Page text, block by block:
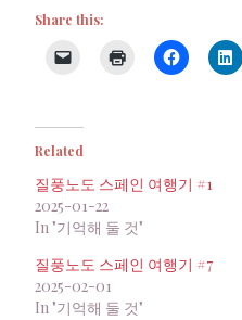
Share this:
Related
질풍노도 스페인 여행기 #1
2025-01-22
In "기억해 둘 것"
질풍노도 스페인 여행기 #7
2025-02-01
In "기억해 둘 것"